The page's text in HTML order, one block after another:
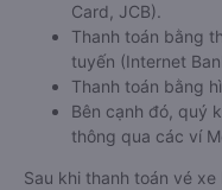
Card, JCB).
Thanh toán bằng
tuyến (Internet
Thanh toán bằng
Bên cạnh đó, quý
thông qua các ví
Sau khi thanh toán vé